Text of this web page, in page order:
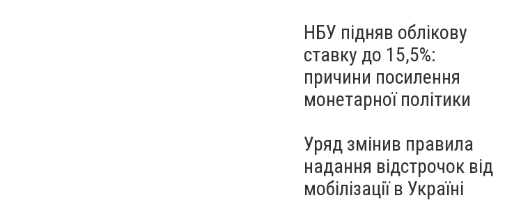
НБУ підняв облікову
ставку до 15,5%:
причини посилення
монетарної політики
Уряд змінив правила
надання відстрочок від
мобілізації в Україні